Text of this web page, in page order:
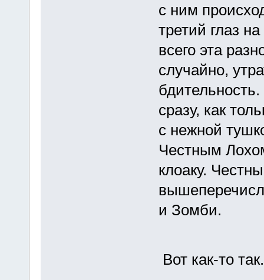
с ним
третий глаз
всего эта
случайно,
сразу, как
с нежной
Честным
клоаку.
и Зомби.
Вот как-то